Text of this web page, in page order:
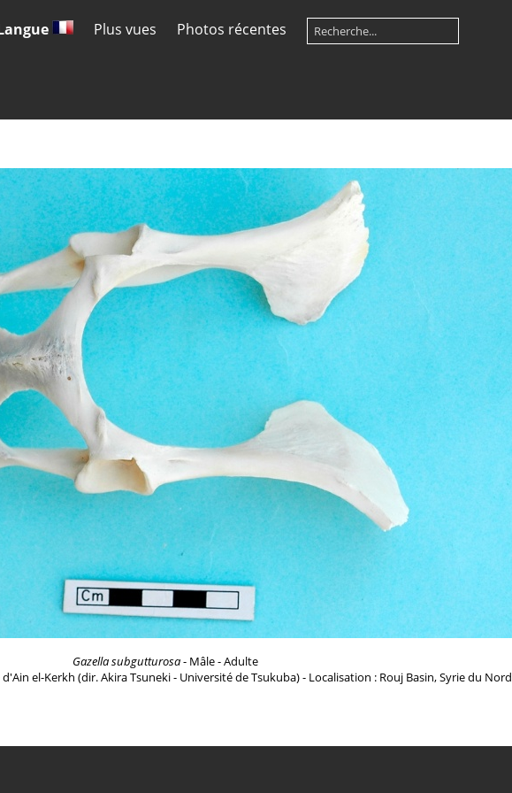
Plus vues Photos récentes
Gazella subgutturosa- Mâle - Adulte
el-Kerkh (dir. Akira Tsuneki - Université de Tsukuba) - Localisation : Rouj Basin, Syrie du Nord